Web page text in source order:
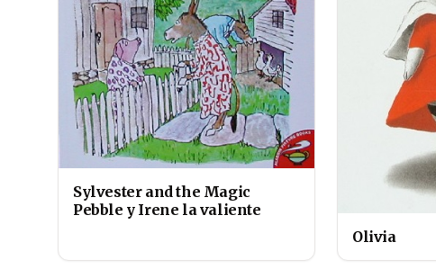
Sylvester and the Magic
Pebble y Irene la valiente
Olivia